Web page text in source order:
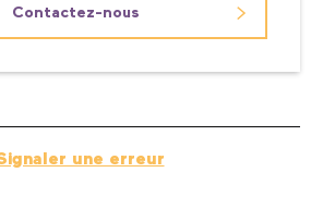
Contactez-nous
une erreur